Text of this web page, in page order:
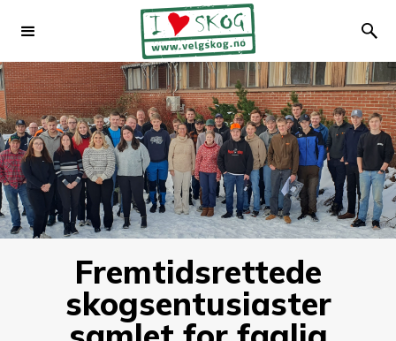
Fremtidsrettede
skogsentusiaster